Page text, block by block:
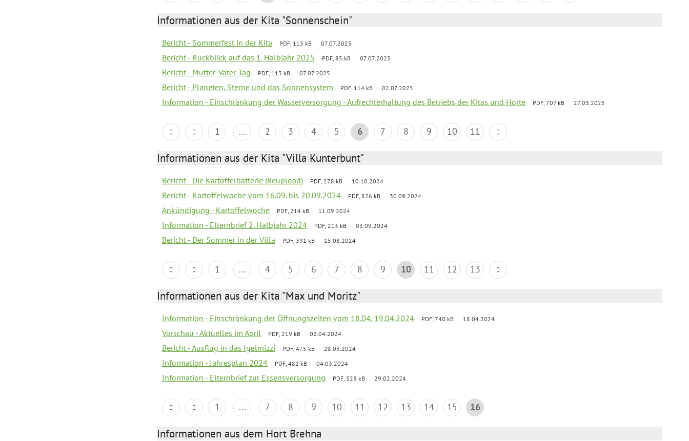
Informationen aus der Kita "Sonnenschein"
Bericht - Sommerfest in der Kita PDF, 113 kB 07.07.2025
Bericht - Rückblick auf das 1. Halbjahr 2025 PDF, 85 kB 07.07.2025
Bericht - Mutter-Vater-Tag PDF, 113 kB 07.07.2025
Bericht - Planeten, Sterne und das Sonnensystem PDF, 114 kB 02.07.2025
Information - Einschränkung der Wasserversorgung - Aufrechterhaltung des Betriebs der Kitas und Horte PDF, 707 kB 27.03.2025
1 ... 2 3 4 5 6 7 8 9 10 11
Informationen aus der Kita "Villa Kunterbunt"
Bericht - Die Kartoffelbatterie (Reupload) PDF, 278 kB 10.10.2024
Bericht - Kartoffelwoche vom 16.09. bis 20.09.2024 PDF, 826 kB 30.09.2024
Ankündigung - Kartoffelwoche PDF, 214 kB 11.09.2024
Information - Elternbrief 2. Halbjahr 2024 PDF, 213 kB 03.09.2024
Bericht - Der Sommer in der Villa PDF, 391 kB 15.08.2024
1 ... 4 5 6 7 8 9 10 11 12 13
Informationen aus der Kita "Max und Moritz"
Information - Einschränkung der Öffnungszeiten vom 18.04.-19.04.2024 PDF, 740 kB 18.04.2024
Vorschau - Aktuelles im April PDF, 219 kB 02.04.2024
Bericht - Ausflug in das Igelmizzi PDF, 475 kB 28.03.2024
Information - Jahresplan 2024 PDF, 482 kB 04.03.2024
Information - Elternbrief zur Essensversorgung PDF, 328 kB 29.02.2024
1 ... 7 8 9 10 11 12 13 14 15 16
Informationen aus dem Hort Brehna